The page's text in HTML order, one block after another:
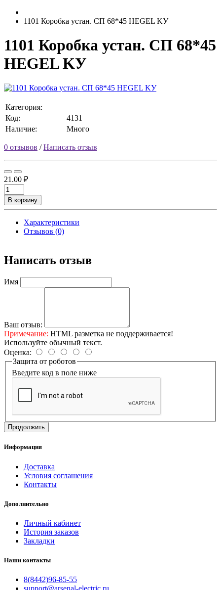
1101 Коробка устан. СП 68*45 HEGEL KУ
1101 Коробка устан. СП 68*45
HEGEL KУ
Категория:
Код:
4131
Наличие:
Много
0 отзывов /Написать отзыв
21.00 ₽
В корзину
Характеристики
Отзывов (0)
Написать отзыв
Имя
Ваш отзыв:
Примечание: HTML разметка не поддерживается!
Используйте обычный текст.
Оценка:
Защита от роботов
Введите код в поле ниже
Продолжить
Информация
Доставка
Условия соглашения
Контакты
Дополнительно
Личный кабинет
История заказов
Закладки
Наши контакты
8(8442)96-85-55